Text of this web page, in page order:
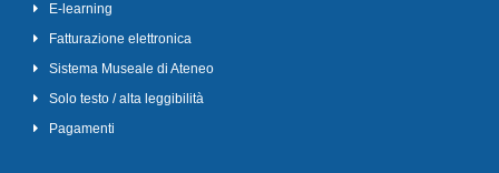
E-learning
Fatturazione elettronica
Sistema Museale di Ateneo
Solo testo / alta leggibilità
Pagamenti